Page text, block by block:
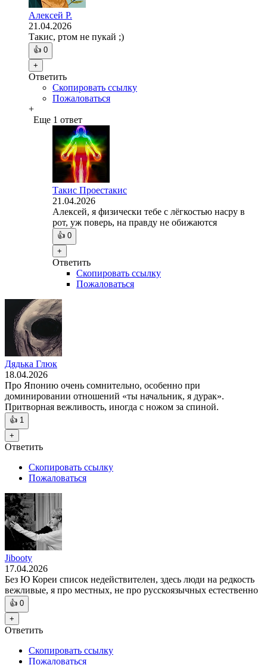
Алексей Р.
21.04.2026
Такис, ртом не пукай ;)
👍 0
+
Ответить
Скопировать ссылку
Пожаловаться
+
Еще 1 ответ
Такис Проестакис
21.04.2026
Алексей, я физически тебе с лёгкостью насру в
рот, уж поверь, на правду не обижаются
👍 0
+
Ответить
Скопировать ссылку
Пожаловаться
Дядька Глюк
18.04.2026
Про Японию очень сомнительно, особенно при
доминировании отношений «ты начальник, я дурак».
Притворная вежливость, иногда с ножом за спиной.
👍 1
+
Ответить
Скопировать ссылку
Пожаловаться
Jibooty
17.04.2026
Без Ю Кореи список недействителен, здесь люди на редкость
вежливые, я про местных, не про русскоязычных естественно
👍 0
+
Ответить
Скопировать ссылку
Пожаловаться